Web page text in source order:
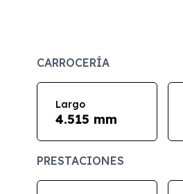
CARROCERÍA
Largo
4.515 mm
PRESTACIONES